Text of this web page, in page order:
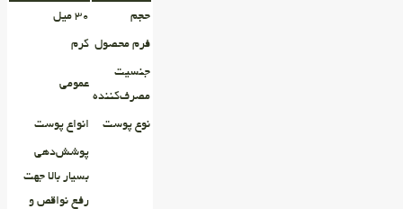
حجم ۳۰ میل
فرم محصول کرم
جنسیت
مصرف‌کننده
عمومی
نوع پوست انواع پوست
پوشش‌دهی
بسیار بالا جهت
رفع نواقص و